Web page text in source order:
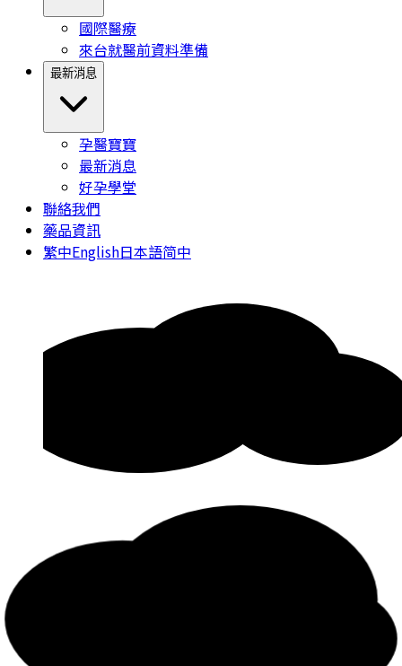
國際醫療
來台就醫前資料準備
最新消息
孕醫寶寶
最新消息
好孕學堂
聯絡我們
藥品資訊
繁中English日本語简中